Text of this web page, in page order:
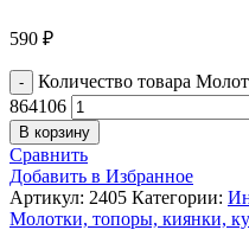
590 ₽
Количество товара
864106
В корзину
Сравнить
Добавить в Избранное
Артикул: 2405 Категории:
Молотки, топоры, киянки,